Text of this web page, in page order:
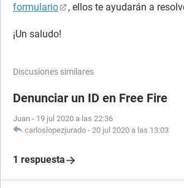
formulario
, ellos te ayudarán a
¡Un saludo!
Discusiones similares
Denunciar un ID en Free Fire
Juan - 19 jul 2020 a las 22:36
carloslopezjurado - 20 jul 2020 a las 13:03
1 respuesta